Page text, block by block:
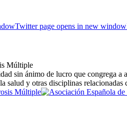
Twitter page opens in new window
Múltiple
sin ánimo de lucro que congrega a
salud y otras disciplinas relacionadas